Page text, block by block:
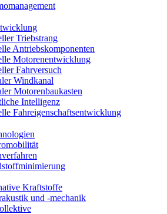
Triebstrang
Antriebskomponenten
Motorenentwicklung
Fahrversuch
Windkanal
Motorenbaukasten
Intelligenz
Fahreigenschaftsentwicklung
Kraftstoffe
und -mechanik